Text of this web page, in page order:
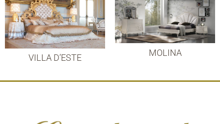
VILLA D’ESTE
MOLINA